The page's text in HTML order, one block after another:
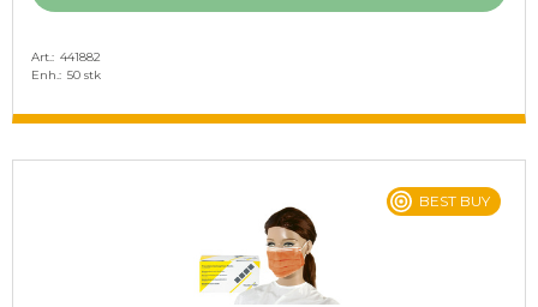
Art.
441882
Enh.
50 stk
BEST BUY